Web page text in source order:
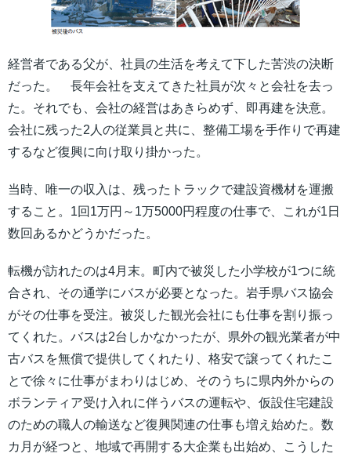
経営者である父が、社員の生活を考えて下した苦渋の決断
だった。 長年会社を支えてきた社員が次々と会社を去っ
た。それでも、会社の経営はあきらめず、即再建を決意。
会社に残った2人の従業員と共に、整備工場を手作りで再建
するなど復興に向け取り掛かった。
当時、唯一の収入は、残ったトラックで建設資機材を運搬
すること。1回1万円～1万5000円程度の仕事で、これが1日
数回あるかどうかだった。
転機が訪れたのは4月末。町内で被災した小学校が1つに統
合され、その通学にバスが必要となった。岩手県バス協会
がその仕事を受注。被災した観光会社にも仕事を割り振っ
てくれた。バスは2台しかなかったが、県外の観光業者が中
古バスを無償で提供してくれたり、格安で譲ってくれたこ
とで徐々に仕事がまわりはじめ、そのうちに県内外からの
ボランティア受け入れに伴うバスの運転や、仮設住宅建設
のための職人の輸送など復興関連の仕事も増え始めた。数
カ月が経つと、地域で再開する大企業も出始め、こうした